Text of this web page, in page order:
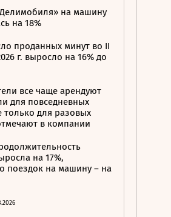
на машину
на 18%
проданных минут во II
г. выросло на 16% до
все чаще арендуют
для повседневных
только для разовых
в компании
на 17%,
поездок на машину – на